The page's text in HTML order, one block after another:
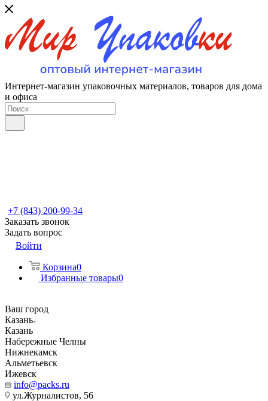
Интернет-магазин упаковочных материалов, товаров для дома
и офиса
+7 (843) 200-99-34
Заказать звонок
Задать вопрос
Войти
Корзина0
Избранные товары0
Ваш город
Казань
Казань
Набережные Челны
Нижнекамск
Альметьевск
Ижевск
info@packs.ru
ул.Журналистов, 56